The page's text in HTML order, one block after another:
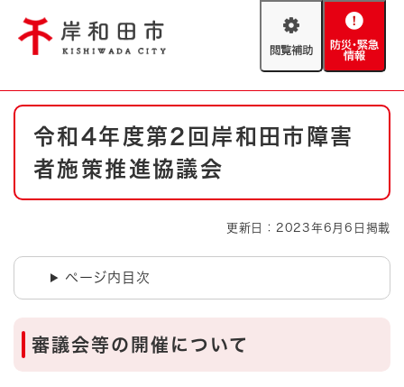
閲
助
防
緊
情
やさしい日本語
防災・緊急情報 救急・消防
ハザードマップ
本
令和4年度第2回岸和田市障害
者施策推進協議会
更新日：2023年6月6日掲載
ページ内目次
審議会等の開催について